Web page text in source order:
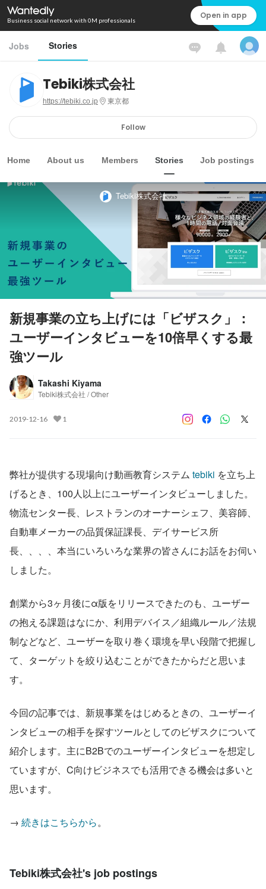
Business social network with 0M professionals Open in app
Jobs Stories
Tebiki株式会社
https://tebiki.co.jp 東京都
Follow
Home About us Members Stories Job postings
Tebiki株式会社
新規事業の立ち上げには「ビザスク」：
ユーザーインタビューを10倍早くする最
強ツール
Takashi Kiyama
Tebiki株式会社 / Other
2019-12-16 1
弊社が提供する現場向け動画教育システム tebiki を立ち上
げるとき、100人以上にユーザーインタビューしました。
物流センター長、レストランのオーナーシェフ、美容師、
自動車メーカーの品質保証課長、デイサービス所
長、、、、本当にいろいろな業界の皆さんにお話をお伺い
しました。
創業から3ヶ月後にα版をリリースできたのも、ユーザー
の抱える課題はなにか、利用デバイス／組織ルール／法規
制などなど、ユーザーを取り巻く環境を早い段階で把握し
て、ターゲットを絞り込むことができたからだと思いま
す。
今回の記事では、新規事業をはじめるときの、ユーザーイ
ンタビューの相手を探すツールとしてのビザスクについて
紹介します。主にB2Bでのユーザーインタビューを想定し
ていますが、C向けビジネスでも活用できる機会は多いと
思います。
→ 続きはこちらから。
Tebiki株式会社's job postings